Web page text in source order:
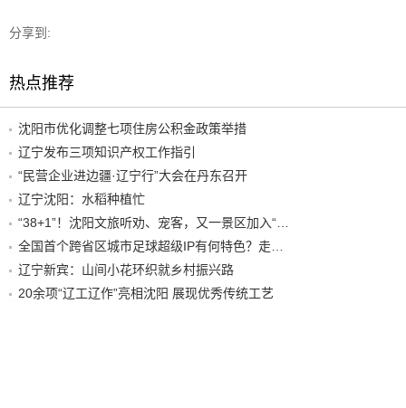
分享到:
热点推荐
沈阳市优化调整七项住房公积金政策举措
辽宁发布三项知识产权工作指引
“民营企业进边疆·辽宁行”大会在丹东召开
辽宁沈阳：水稻种植忙
辽宁新宾：山间小花环织就乡村振兴路
20余项“辽工辽作”亮相沈阳 展现优秀传统工艺